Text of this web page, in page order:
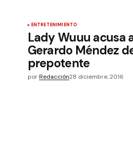
ENTRETENIMIENTO
Lady Wuuu acusa
Gerardo Méndez
prepotente
por Redacción28 diciembre, 2016